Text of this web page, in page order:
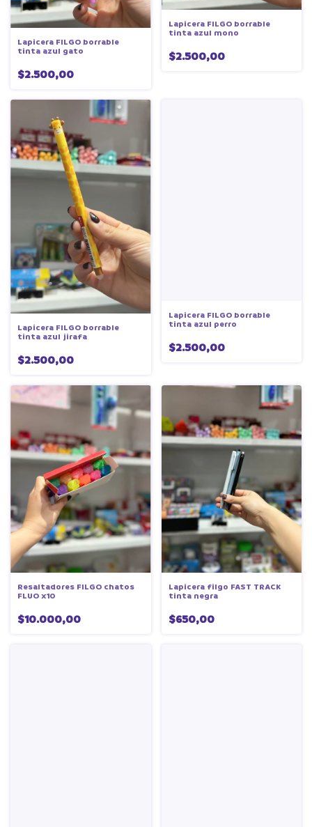
Lapicera FILGO borrable
tinta azul gato
$2.500,00
Lapicera FILGO borrable
tinta azul mono
$2.500,00
Lapicera FILGO borrable
tinta azul jirafa
$2.500,00
Lapicera FILGO borrable
tinta azul perro
$2.500,00
Resaltadores FILGO chatos
FLUO x10
$10.000,00
Lapicera filgo FAST TRACK
tinta negra
$650,00